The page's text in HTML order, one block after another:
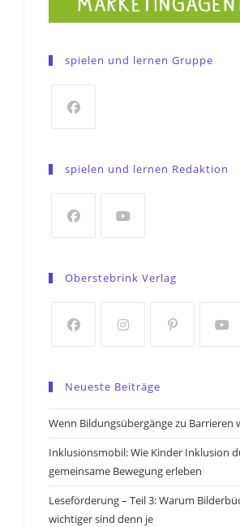
spielen und lernen Gruppe
a
tab
spielen und lernen Redaktion
a
tab
Oberstebrink Verlag
a
new
a
new
new
Neueste Beiträge
Wenn Bildungsübergänge zu Barrieren
Inklusionsmobil: Wie Kinder Inklusion
gemeinsame Bewegung erleben
Leseförderung – Teil 3: Warum
wichtiger sind denn je